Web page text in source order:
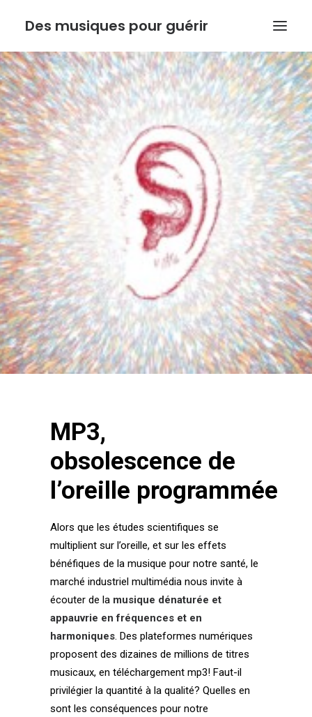
Des musiques pour guérir
ACCUEIL
ANTHONY DOUX
PSYCHORESONANCE
MUSIQUE DE L’INSTINCT
BOUTIQUE
ACTUALITE
Recherche
Login / Register
Panier
MP3,
obsolescence de
l’oreille programmée
Alors que les études scientifiques se
multiplient sur l’oreille, et sur les effets
bénéfiques de la musique pour notre santé, le
marché industriel multimédia nous invite à
écouter de la musique dénaturée et
appauvrie en fréquences et en
harmoniques. Des plateformes numériques
proposent des dizaines de millions de titres
musicaux, en téléchargement mp3! Faut-il
privilégier la quantité à la qualité? Quelles en
sont les conséquences pour notre